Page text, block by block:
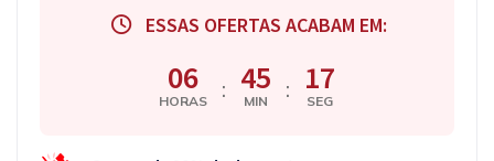
ESSAS OFERTAS ACABAM EM:
06
HORAS : 45
MIN : 16
SEG